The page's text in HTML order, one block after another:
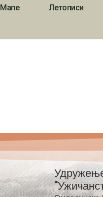
Мапе Летописи